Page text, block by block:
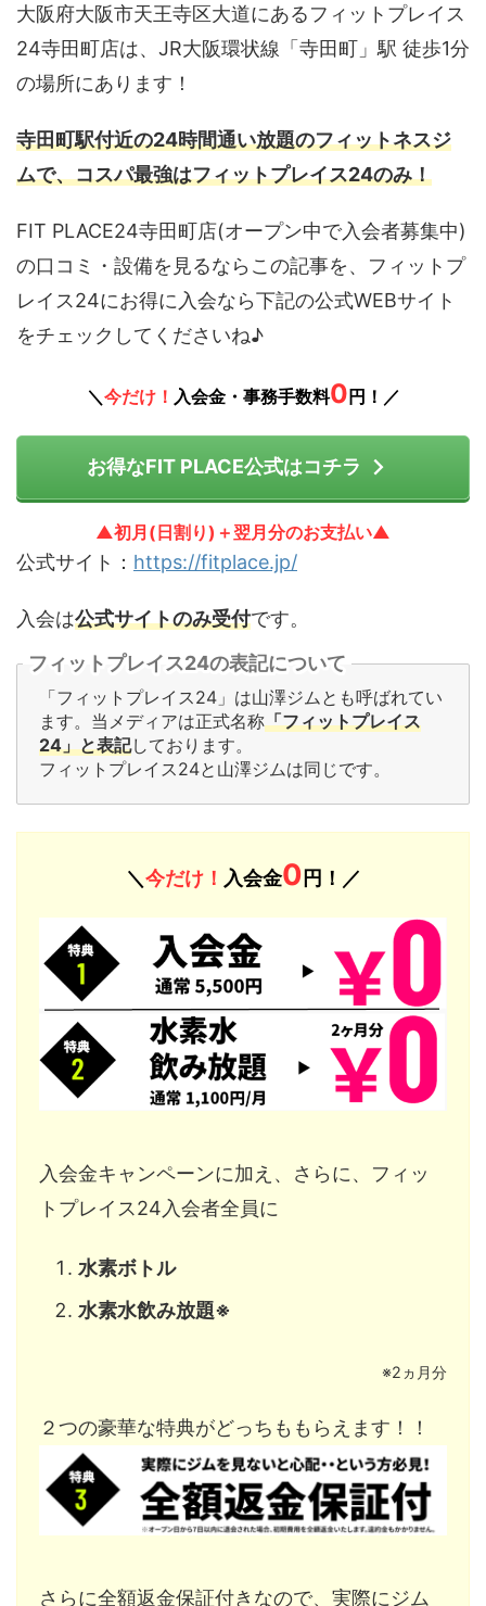
大阪府大阪市天王寺区大道にあるフィットプレイス
24寺田町店は、JR大阪環状線「寺田町」駅 徒歩1分
の場所にあります！
寺田町駅付近の24時間通い放題のフィットネスジ
ムで、コスパ最強はフィットプレイス24のみ！
FIT PLACE24寺田町店(オープン中で入会者募集中)
の口コミ・設備を見るならこの記事を、フィットプ
レイス24にお得に入会なら下記の公式WEBサイト
をチェックしてくださいね♪
＼ 今だけ！ 入会金・事務手数料0円！／
お得なFIT PLACE公式はコチラ
▲初月(日割り)＋翌月分のお支払い▲
公式サイト： https://fitplace.jp/
入会は公式サイトのみ受付です。
フィットプレイス24の表記について
「フィットプレイス24」は山澤ジムとも呼ばれてい
ます。当メディアは正式名称「フィットプレイス
24」と表記しております。
フィットプレイス24と山澤ジムは同じです。
＼今だけ！ 入会金0円！／
入会金キャンペーンに加え、さらに、フィッ
トプレイス24入会者全員に
水素ボトル
水素水飲み放題※
※2ヵ月分
２つの豪華な特典がどっちももらえます！！
さらに全額返金保証付きなので、実際にジム